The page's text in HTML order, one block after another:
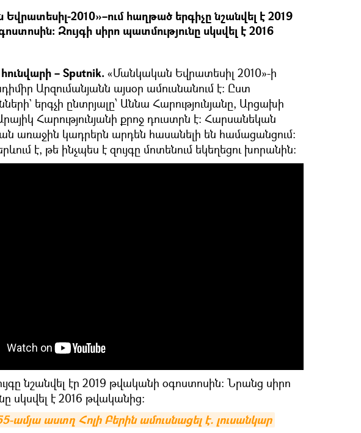
2010»–ում հաղթած երգիչը նշանվել է 2019
Զույգի սիրո պատմությունը սկսվել է 2016
– Sputnik. «Մանկական Եվրատեսիլ 2010»-ի
Արզումանյանն այսօր ամուսնանում է։ Ըստ
երգչի ընտրյալը՝ Աննա Հարությունյանը, Արցախի
Հարությունյանի քրոջ դուստրն է։ Հարսանեկան
առաջին կադրերն արդեն հասանելի են համացանցում։
է, թե ինչպես է զույգը մոտենում եկեղեցու խորանին։
նշանվել էր 2019 թվականի օգոստոսին։ Նրանց սիրո
սկսվել է 2016 թվականից։
ամյա աստղ Հոլի Բերին ամուսնացել է. լուսանկար